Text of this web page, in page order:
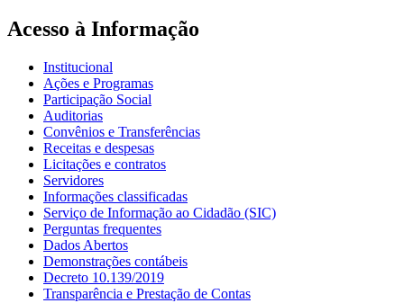
Acesso à Informação
Institucional
Ações e Programas
Participação Social
Auditorias
Convênios e Transferências
Receitas e despesas
Licitações e contratos
Servidores
Informações classificadas
Serviço de Informação ao Cidadão (SIC)
Perguntas frequentes
Dados Abertos
Demonstrações contábeis
Decreto 10.139/2019
Transparência e Prestação de Contas